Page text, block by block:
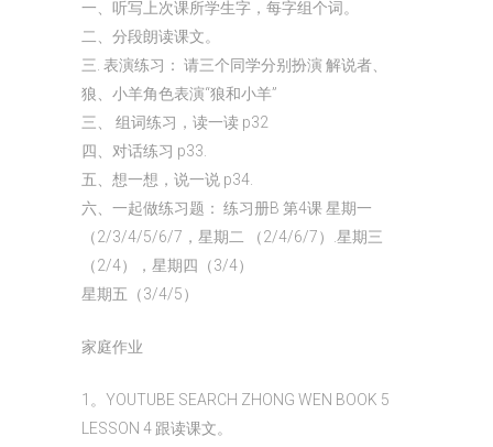
一、听写上次课所学生字，每字组个词。
二、分段朗读课文。
三. 表演练习： 请三个同学分别扮演 解说者、
狼、小羊角色表演“狼和小羊”
三、 组词练习，读一读 p32
四、对话练习 p33.
五、想一想，说一说 p34.
六、一起做练习题： 练习册B 第4课 星期一
（2/3/4/5/6/7，星期二 （2/4/6/7）.星期三
（2/4），星期四（3/4）
星期五（3/4/5）
家庭作业
1。YOUTUBE SEARCH ZHONG WEN BOOK 5
LESSON 4 跟读课文。